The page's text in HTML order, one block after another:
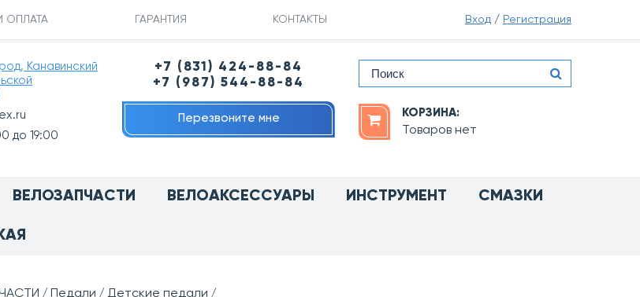
ОПЛАТА ГАРАНТИЯ КОНТАКТЫ Вход / Регистрация
Канавинский
до 19:00
+7 (831) 424-88-84
+7 (987) 544-88-84
Перезвоните мне КОРЗИНА:
Товаров нет
ВЕЛОЗАПЧАСТИ ВЕЛОАКСЕССУАРЫ ИНСТРУМЕНТ СМАЗКИ
Педали Детские педали